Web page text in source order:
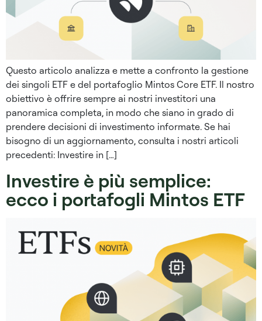
Questo articolo analizza e mette a confronto la gestione
dei singoli ETF e del portafoglio Mintos Core ETF. Il nostro
obiettivo è offrire sempre ai nostri investitori una
panoramica completa, in modo che siano in grado di
prendere decisioni di investimento informate. Se hai
bisogno di un aggiornamento, consulta i nostri articoli
precedenti: Investire in […]
Investire è più semplice:
ecco i portafogli Mintos ETF